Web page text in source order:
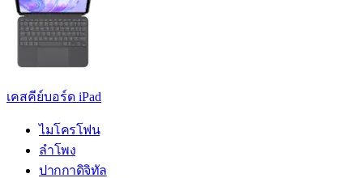
เคสคีย์บอร์ด iPad
ไมโครโฟน
ลำโพง
ปากกาดิจิทัล